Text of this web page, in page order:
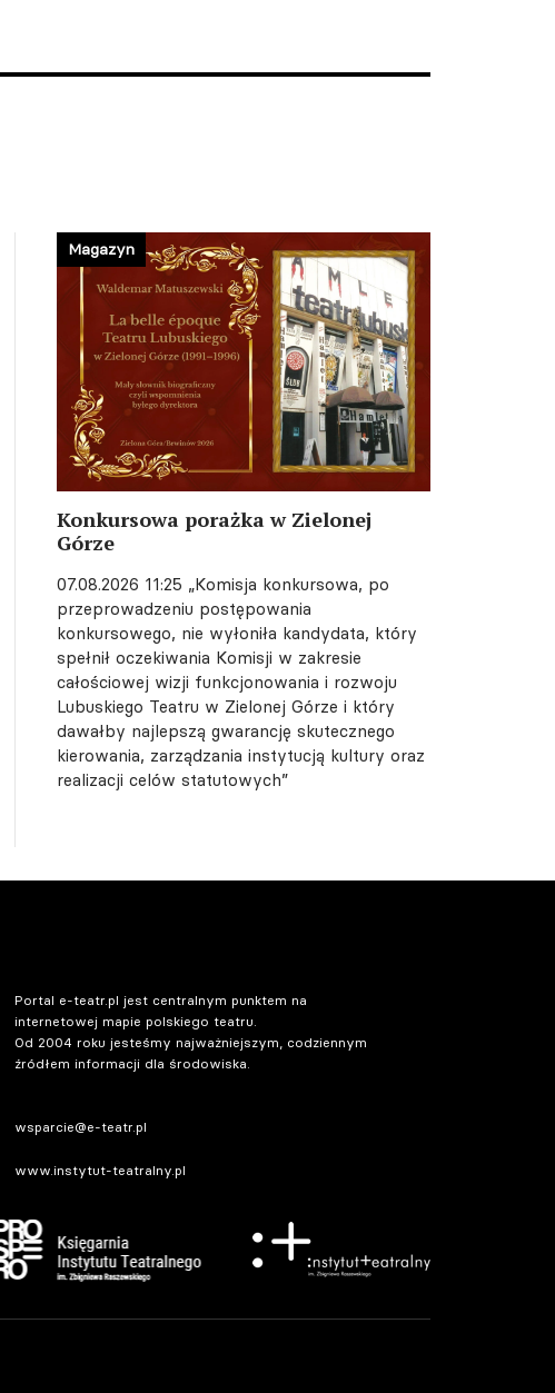
Konkursowa porażka w Zielonej
Górze
07.08.2026 11:25 „Komisja konkursowa, po
przeprowadzeniu postępowania
konkursowego, nie wyłoniła kandydata, który
spełnił oczekiwania Komisji w zakresie
całościowej wizji funkcjonowania i rozwoju
Lubuskiego Teatru w Zielonej Górze i który
dawałby najlepszą gwarancję skutecznego
kierowania, zarządzania instytucją kultury oraz
realizacji celów statutowych”
Magazyn
Portal e-teatr.pl jest centralnym punktem na
internetowej mapie polskiego teatru.
Od 2004 roku jesteśmy najważniejszym, codziennym
źródłem informacji dla środowiska.
wsparcie@e-teatr.pl
www.instytut-teatralny.pl